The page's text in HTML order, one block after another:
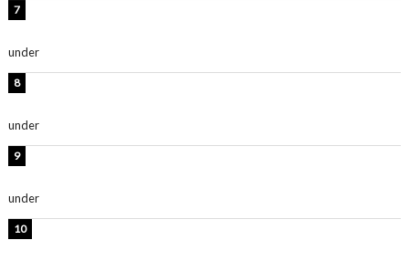
under
under
under